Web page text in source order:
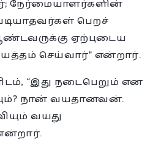
நேர்மையாளர்களின்
பெறச்
ஏற்புடைய
செய்வார்” என்றார்.
“இது நடைபெறும் என
நான் வயதானவன்.
வயது